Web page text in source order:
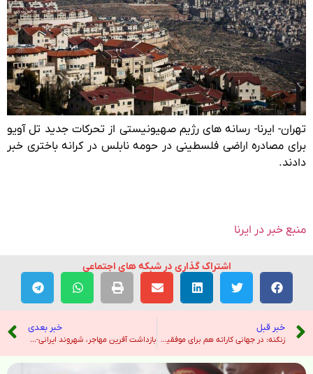
تهران- ایرنا- رسانه های رژیم صهیونیستی از تحرکات جدید تل آویو
برای مصادره اراضی فلسطینی در حومه نابلس در کرانه باختری خبر
دادند.
منبع خبر در ایرنا
اشتراک گذاری در شبکه های اجتماعی
خبر قبل
زنگنه: در جهانی کاراته هم برای موفقیت تلاش می‌کنیم؛ باید منطقی باشیم – خبرگزاری ایرنا
خبر بعدی
بازداشت آفرین مهاجر، شهروند ایرانی- آمریکایی، در ایران؛ «پنج اتهام» به او وارد شده است – رادیو فردا